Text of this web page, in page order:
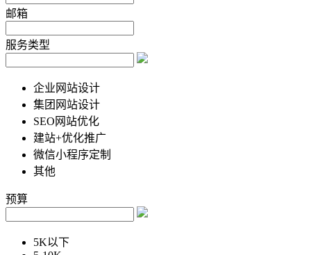
邮箱
服务类型
企业网站设计
集团网站设计
SEO网站优化
建站+优化推广
微信小程序定制
其他
预算
5K以下